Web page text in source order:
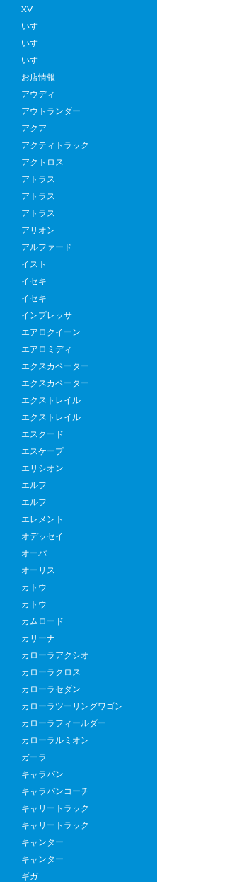
XV
いすゞ
いすゞ
いすゞ
お店情報
アウディ
アウトランダー
アクア
アクティトラック
アクトロス
アトラス
アトラス
アトラス
アリオン
アルファード
イスト
イセキ
イセキ
インプレッサ
エアロクイーン
エアロミディ
エクスカベーター
エクスカベーター
エクストレイル
エクストレイル
エスクード
エスケープ
エリシオン
エルフ
エルフ
エレメント
オデッセイ
オーパ
オーリス
カトウ
カトウ
カムロード
カリーナ
カローラアクシオ
カローラクロス
カローラセダン
カローラツーリングワゴン
カローラフィールダー
カローラルミオン
ガーラ
キャラバン
キャラバンコーチ
キャリートラック
キャリートラック
キャンター
キャンター
ギガ